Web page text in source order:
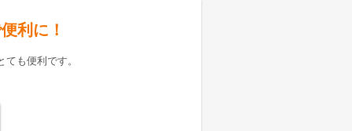
利に！
も便利です。